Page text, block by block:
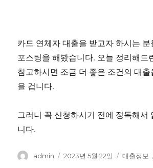
카드 연체자 대출을 받고자 하시는
포스팅을 해봤습니다. 오늘 정리해드
참고하시면 조금 더 좋은 조건의 대출
을 겁니다.
그러니 꼭 신청하시기 전에 정독해서
니다.
글
admin
작
2023년 5월 22일
카
대출정보